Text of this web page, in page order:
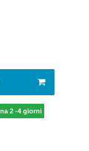
2 -4 giorni